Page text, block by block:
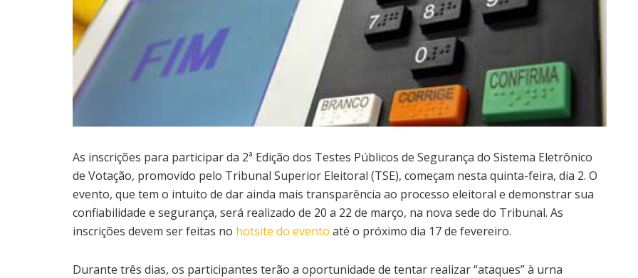
As inscrições para participar da 2ª Edição dos Testes Públicos de Segurança do Sistema Eletrônico
de Votação, promovido pelo Tribunal Superior Eleitoral (TSE), começam nesta quinta-feira, dia 2. O
evento, que tem o intuito de dar ainda mais transparência ao processo eleitoral e demonstrar sua
confiabilidade e segurança, será realizado de 20 a 22 de março, na nova sede do Tribunal. As
inscrições devem ser feitas no hotsite do evento até o próximo dia 17 de fevereiro.
Durante três dias, os participantes terão a oportunidade de tentar realizar “ataques” à urna